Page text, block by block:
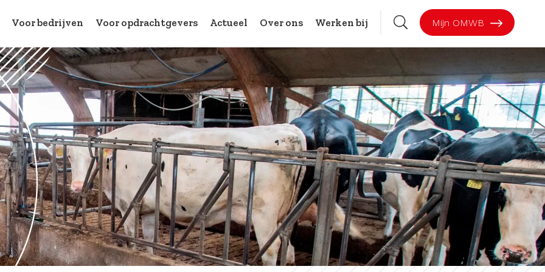
Voor bedrijven Voor opdrachtgevers Actueel Over ons Werken bij Mijn OMWB